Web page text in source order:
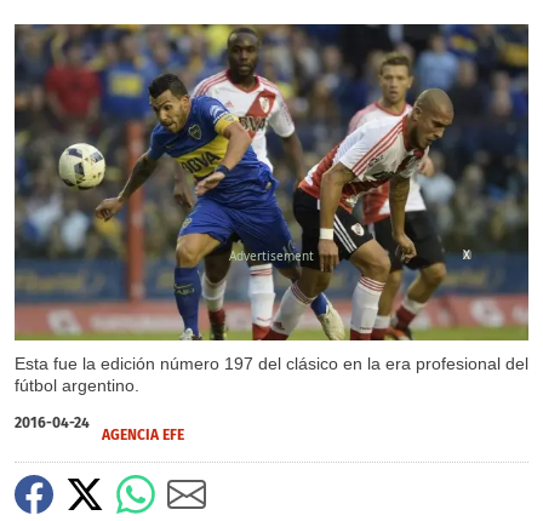
Esta fue la edición número 197 del clásico en la era profesional del
fútbol argentino.
X
2016-04-24
AGENCIA EFE